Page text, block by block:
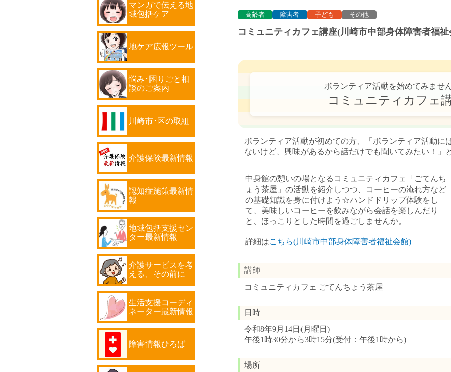
マンガで伝える地
域包括ケア
地ケア広報ツール
悩み･困りごと相
談のご案内
川崎市･区の取組
介護保険最新情報
認知症施策最新情
報
地域包括支援セン
ター最新情報
介護サービスを考
える、その前に
生活支援コーディ
ネーター最新情報
障害情報ひろば
高齢者 障害者 子ども その他
コミュニティカフェ講座(川崎市中部身体障害者福
ボランティア活動を始めてみませ
コミュニティカフェ
ボランティア活動が初めての方、「ボランティア活動に
ないけど、興味があるから話だけでも聞いてみたい！
中身館の憩いの場となるコミュニティカフェ「ごてんち
ょう茶屋」の活動を紹介しつつ、コーヒーの淹れ方など
の基礎知識を身に付けよう☆ハンドドリップ体験をし
て、美味しいコーヒーを飲みながら会話を楽しんだり
と、ほっこりとした時間を過ごしませんか。
詳細はこちら(川崎市中部身体障害者福祉会館)
講師
コミュニティカフェ ごてんちょう茶屋
日時
令和8年9月14日(月曜日)
午後1時30分から3時15分(受付：午後1時から)
場所